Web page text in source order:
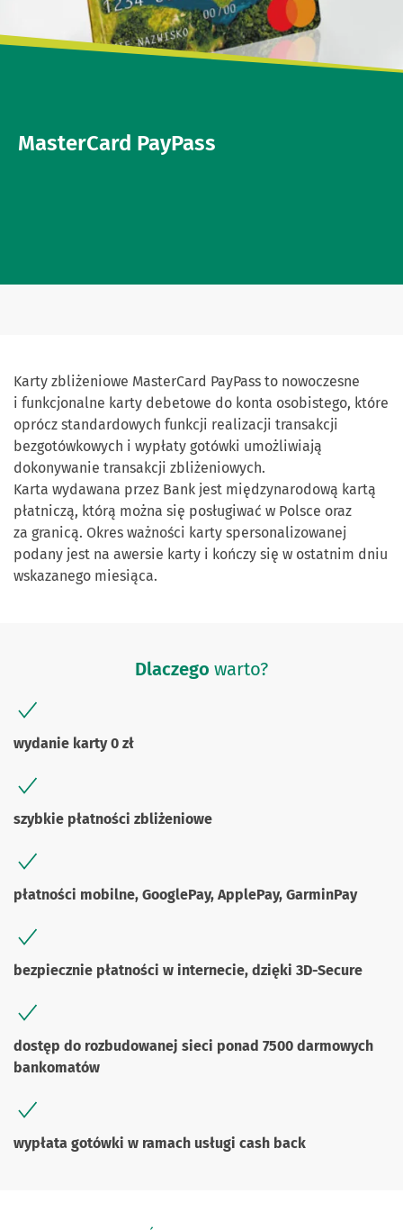
MasterCard PayPass
Karty zbliżeniowe MasterCard PayPass to nowoczesne
i funkcjonalne karty debetowe do konta osobistego, które
oprócz standardowych funkcji realizacji transakcji
bezgotówkowych i wypłaty gotówki umożliwiają
dokonywanie transakcji zbliżeniowych.
Karta wydawana przez Bank jest międzynarodową kartą
płatniczą, którą można się posługiwać w Polsce oraz
za granicą. Okres ważności karty spersonalizowanej
podany jest na awersie karty i kończy się w ostatnim dniu
wskazanego miesiąca.
Dlaczego warto?
wydanie karty 0 zł
szybkie płatności zbliżeniowe
płatności mobilne, GooglePay, ApplePay, GarminPay
bezpiecznie płatności w internecie, dzięki 3D-Secure
dostęp do rozbudowanej sieci ponad 7500 darmowych
bankomatów
wypłata gotówki w ramach usługi cash back